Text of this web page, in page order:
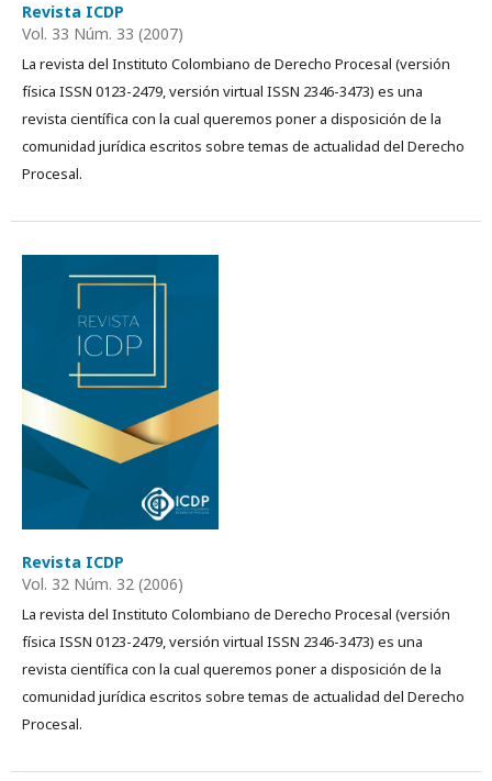
Revista ICDP
Vol. 33 Núm. 33 (2007)
La revista del Instituto Colombiano de Derecho Procesal (versión
física ISSN 0123-2479, versión virtual ISSN 2346-3473) es una
revista científica con la cual queremos poner a disposición de la
comunidad jurídica escritos sobre temas de actualidad del Derecho
Procesal.
Revista ICDP
Vol. 32 Núm. 32 (2006)
La revista del Instituto Colombiano de Derecho Procesal (versión
física ISSN 0123-2479, versión virtual ISSN 2346-3473) es una
revista científica con la cual queremos poner a disposición de la
comunidad jurídica escritos sobre temas de actualidad del Derecho
Procesal.